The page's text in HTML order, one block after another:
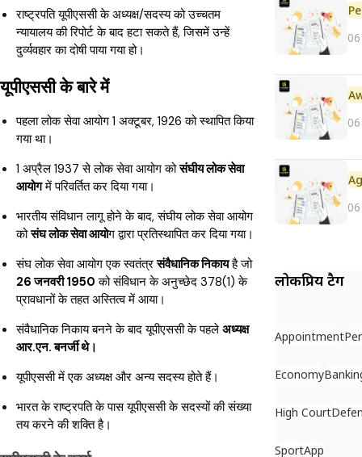
राष्ट्रपति यूपीएससी के अध्यक्ष/सदस्य को उच्चतम
न्यायालय की रिपोर्ट के बाद हटा सकते हैं, जिसमें उन्हें
दुर्व्यवहार का दोषी पाया गया हो।
यूपीएससी के बारे में
पहला लोक सेवा आयोग 1 अक्टूबर, 1926 को स्थापित किया
गया था।
1 अप्रैल 1937 से लोक सेवा आयोग कोसंघीय लोक सेवा
आयोगमें परिवर्तित कर दिया गया।
भारतीय संविधान लागू होने के बाद, संघीय लोक सेवा आयोग
कोसंघ लोक सेवा आयोग द्वारा प्रतिस्थापित कर दिया गया।
संघ लोक सेवा आयोग एक स्वतंत्रसंवैधानिक निकायहै जो
26 जनवरी 1950 को संविधान के अनुच्छेद 378(1) के
प्रावधानों के तहत अस्तित्व में आया।
संवैधानिक निकाय बनने के बाद यूपीएससी के पहले अध्यक्ष
आर.एन. बनर्जी थे।
यूपीएससी में एक अध्यक्ष और अन्य सदस्य होते हैं।
भारत के राष्ट्रपति के पास यूपीएससी के सदस्यों की संख्या
तय करने की शक्ति है।
लोकप्रिय टैग
Appointment
Economy
High Court
SportApp